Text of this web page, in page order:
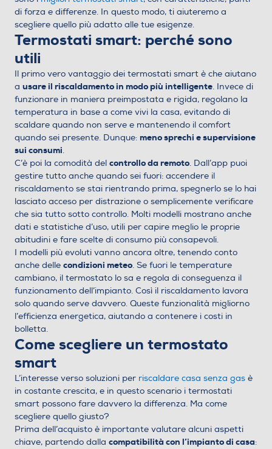
di forza e differenze. In questo modo, ti aiuteremo a
scegliere quello più adatto alle tue esigenze.
Termostati smart: perché sono
utili
Il primo vero vantaggio dei termostati smart è che aiutano
ausare il riscaldamento in modo più intelligente. Invece di
funzionare in maniera preimpostata e rigida, regolano la
temperatura in base a come vivi la casa, evitando di
scaldare quando non serve e mantenendo il comfort
quando sei presente. Dunque:meno sprechi e supervisione
sui consumi.
C’è poi la comodità delcontrollo da remoto. Dall’app puoi
gestire tutto anche quando sei fuori: accendere il
riscaldamento se stai rientrando prima, spegnerlo se lo hai
lasciato acceso per distrazione o semplicemente verificare
che sia tutto sotto controllo. Molti modelli mostrano anche
dati e statistiche d’uso, utili per capire meglio le proprie
abitudini e fare scelte di consumo più consapevoli.
I modelli più evoluti vanno ancora oltre, tenendo conto
anche dellecondizioni meteo. Se fuori le temperature
cambiano, il termostato lo sa e regola di conseguenza il
funzionamento dell’impianto. Così il riscaldamento lavora
solo quando serve davvero. Queste funzionalità migliorno
l’efficienza energetica, aiutando a contenere i costi in
bolletta.
Come scegliere un termostato
smart
L’interesse verso soluzioni per riscaldare casa senza gas è
in costante crescita, e in questo scenario i termostati
smart possono fare davvero la differenza. Ma come
scegliere quello giusto?
Prima dell’acquisto è importante valutare alcuni aspetti
chiave, partendo dallacompatibilità con l’impianto di casa: